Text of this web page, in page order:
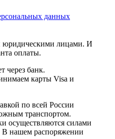
данных
юридическими лицами. И
оплаты.
через банк.
карты Visa и
по всей России
транспортом.
осуществляются силами
В нашем распоряжении